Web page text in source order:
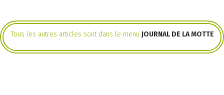
Tous les autres articles sont dans le menu JOURNAL DE LA MOTTE